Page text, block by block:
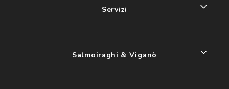
Servizi
Salmoiraghi & Viganò